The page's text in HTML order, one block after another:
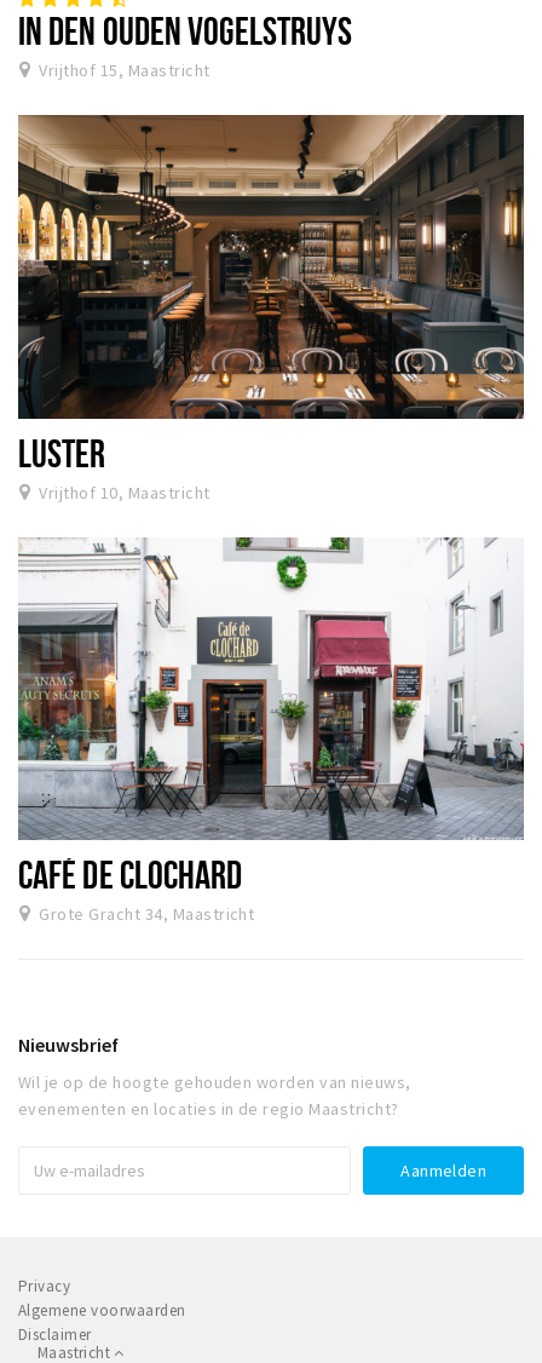
IN DEN OUDEN VOGELSTRUYS
Vrijthof 15, Maastricht
LUSTER
Vrijthof 10, Maastricht
CAFÉ DE CLOCHARD
Grote Gracht 34, Maastricht
Nieuwsbrief
Wil je op de hoogte gehouden worden van nieuws,
evenementen en locaties in de regio Maastricht?
Privacy
Algemene voorwaarden
Disclaimer
Maastricht